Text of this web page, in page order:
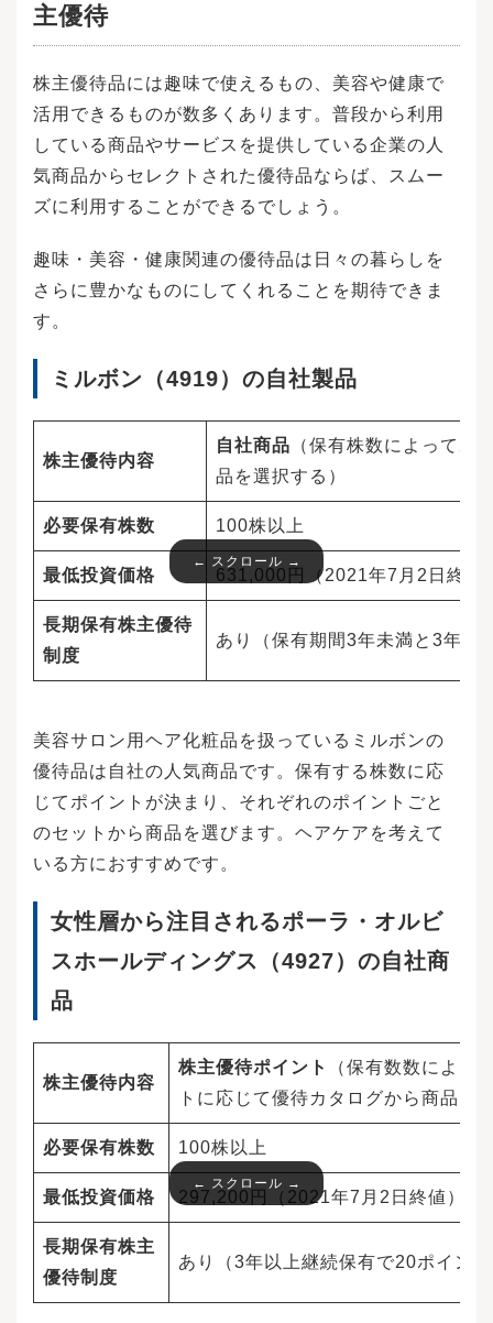
主優待
株主優待品には趣味で使えるもの、美容や健康で
活用できるものが数多くあります。普段から利用
している商品やサービスを提供している企業の人
気商品からセレクトされた優待品ならば、スムー
ズに利用することができるでしょう。
趣味・美容・健康関連の優待品は日々の暮らしを
さらに豊かなものにしてくれることを期待できま
す。
ミルボン（4919）の自社製品
株主優待内容
自社商品 （保有株数によってポ
品を選択する）
必要保有株数 100株以上
最低投資価格 631,000円（2021年7月2日終値
長期保有株主優待
制度
あり（保有期間3年未満と3年以
美容サロン用ヘア化粧品を扱っているミルボンの
優待品は自社の人気商品です。保有する株数に応
じてポイントが決まり、それぞれのポイントごと
のセットから商品を選びます。ヘアケアを考えて
いる方におすすめです。
女性層から注目されるポーラ・オルビ
スホールディングス（4927）の自社商
品
株主優待内容
株主優待ポイント
（保有数数によっ
トに応じて優待カタログから商品を
必要保有株数 100株以上
最低投資価格 297,200円（2021年7月2日終値）
長期保有株主
優待制度
あり（3年以上継続保有で20ポイン